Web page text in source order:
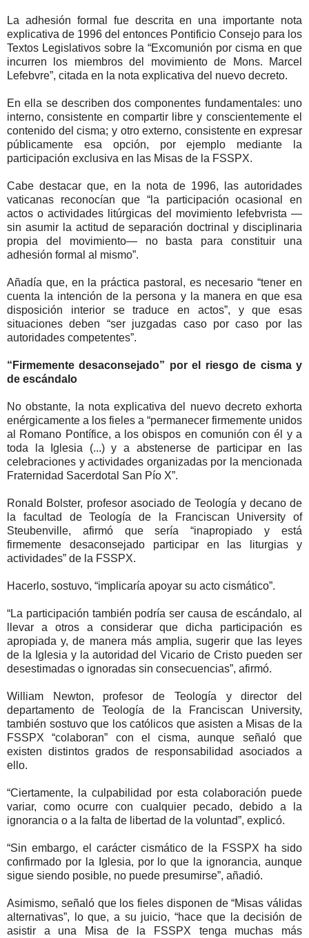
La adhesión formal fue descrita en una importante nota
explicativa de 1996 del entonces Pontificio Consejo para los
Textos Legislativos sobre la “Excomunión por cisma en que
incurren los miembros del movimiento de Mons. Marcel
Lefebvre”, citada en la nota explicativa del nuevo decreto.
En ella se describen dos componentes fundamentales: uno
interno, consistente en compartir libre y conscientemente el
contenido del cisma; y otro externo, consistente en expresar
públicamente esa opción, por ejemplo mediante la
participación exclusiva en las Misas de la FSSPX.
Cabe destacar que, en la nota de 1996, las autoridades
vaticanas reconocían que “la participación ocasional en
actos o actividades litúrgicas del movimiento lefebvrista —
sin asumir la actitud de separación doctrinal y disciplinaria
propia del movimiento— no basta para constituir una
adhesión formal al mismo”.
Añadía que, en la práctica pastoral, es necesario “tener en
cuenta la intención de la persona y la manera en que esa
disposición interior se traduce en actos”, y que esas
situaciones deben “ser juzgadas caso por caso por las
autoridades competentes”.
“Firmemente desaconsejado” por el riesgo de cisma y
de escándalo
No obstante, la nota explicativa del nuevo decreto exhorta
enérgicamente a los fieles a “permanecer firmemente unidos
al Romano Pontífice, a los obispos en comunión con él y a
toda la Iglesia (...) y a abstenerse de participar en las
celebraciones y actividades organizadas por la mencionada
Fraternidad Sacerdotal San Pío X”.
Ronald Bolster, profesor asociado de Teología y decano de
la facultad de Teología de la Franciscan University of
Steubenville, afirmó que sería “inapropiado y está
firmemente desaconsejado participar en las liturgias y
actividades” de la FSSPX.
Hacerlo, sostuvo, “implicaría apoyar su acto cismático”.
“La participación también podría ser causa de escándalo, al
llevar a otros a considerar que dicha participación es
apropiada y, de manera más amplia, sugerir que las leyes
de la Iglesia y la autoridad del Vicario de Cristo pueden ser
desestimadas o ignoradas sin consecuencias”, afirmó.
William Newton, profesor de Teología y director del
departamento de Teología de la Franciscan University,
también sostuvo que los católicos que asisten a Misas de la
FSSPX “colaboran” con el cisma, aunque señaló que
existen distintos grados de responsabilidad asociados a
ello.
“Ciertamente, la culpabilidad por esta colaboración puede
variar, como ocurre con cualquier pecado, debido a la
ignorancia o a la falta de libertad de la voluntad”, explicó.
“Sin embargo, el carácter cismático de la FSSPX ha sido
confirmado por la Iglesia, por lo que la ignorancia, aunque
sigue siendo posible, no puede presumirse”, añadió.
Asimismo, señaló que los fieles disponen de “Misas válidas
alternativas”, lo que, a su juicio, “hace que la decisión de
asistir a una Misa de la FSSPX tenga muchas más